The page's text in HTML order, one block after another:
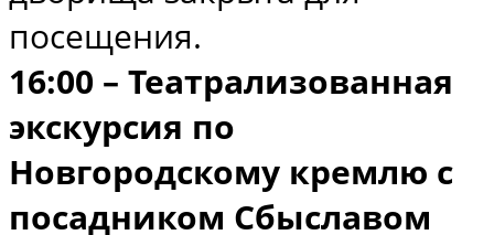
посещения.
16:00 – Театрализованная
экскурсия по
Новгородскому кремлю с
посадником Сбыславом